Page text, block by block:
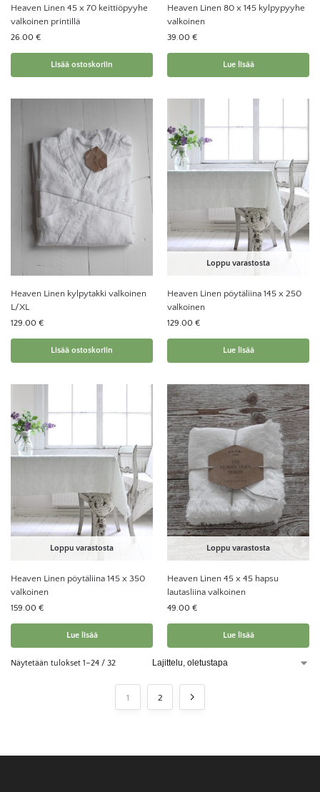
Heaven Linen 45 x 70 keittiöpyyhe
valkoinen printillä
26.00 €
Lisää ostoskoriin
Heaven Linen 80 x 145 kylpypyyhe
valkoinen
39.00 €
Lue lisää
Heaven Linen kylpytakki valkoinen
L/XL
129.00 €
Lisää ostoskoriin
Loppu varastosta
Heaven Linen pöytäliina 145 x 250
valkoinen
129.00 €
Lue lisää
Loppu varastosta
Heaven Linen pöytäliina 145 x 350
valkoinen
159.00 €
Lue lisää
Loppu varastosta
Heaven Linen 45 x 45 hapsu
lautasliina valkoinen
49.00 €
Lue lisää
Näytetään tulokset 1–24 / 32
1 2